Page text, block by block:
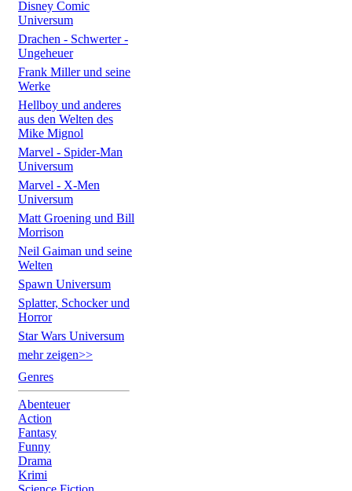
Disney Comic
Universum
Drachen - Schwerter -
Ungeheuer
Frank Miller und seine
Werke
Hellboy und anderes
aus den Welten des
Mike Mignol
Marvel - Spider-Man
Universum
Marvel - X-Men
Universum
Matt Groening und Bill
Morrison
Neil Gaiman und seine
Welten
Spawn Universum
Splatter, Schocker und
Horror
Star Wars Universum
mehr zeigen>>
Genres
Abenteuer
Action
Fantasy
Funny
Drama
Krimi